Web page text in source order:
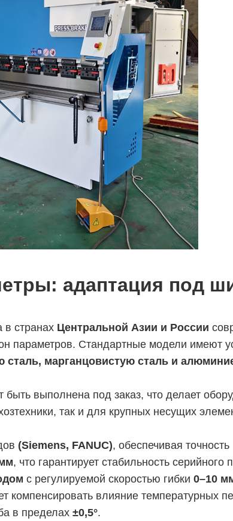
адаптация под
в странах Центральной Азии и России
параметров. Стандартные модели имеют
сталь, марганцовистую сталь и
быть выполнена под заказ, что делает
так и для крупных несущих
(Siemens, FANUC), обеспечивая точность
, что гарантирует стабильность серийного
с регулируемой скоростью гибки 0–10
компенсировать влияние температурных
в пределах ±0,5°.